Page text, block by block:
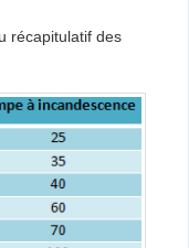
récapitulatif des